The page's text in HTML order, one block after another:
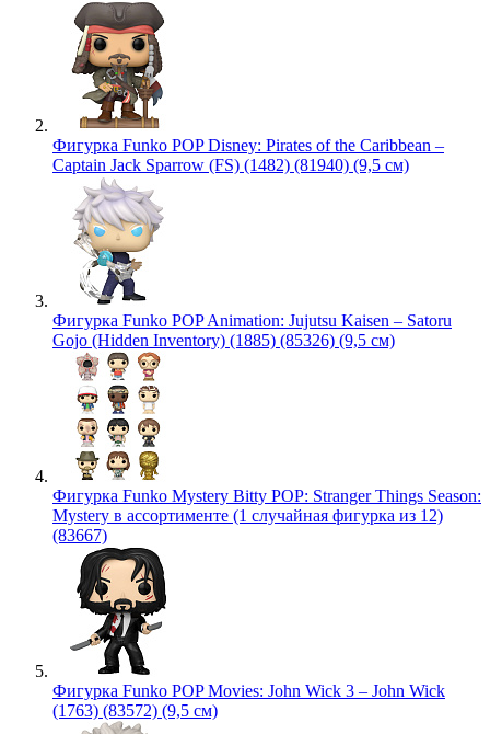
Фигурка Funko POP Disney: Pirates of the Caribbean –
Captain Jack Sparrow (FS) (1482) (81940) (9,5 см)
Фигурка Funko POP Animation: Jujutsu Kaisen – Satoru
Gojo (Hidden Inventory) (1885) (85326) (9,5 см)
Фигурка Funko Mystery Bitty POP: Stranger Things Season:
Mystery в ассортименте (1 случайная фигурка из 12)
(83667)
Фигурка Funko POP Movies: John Wick 3 – John Wick
(1763) (83572) (9,5 см)